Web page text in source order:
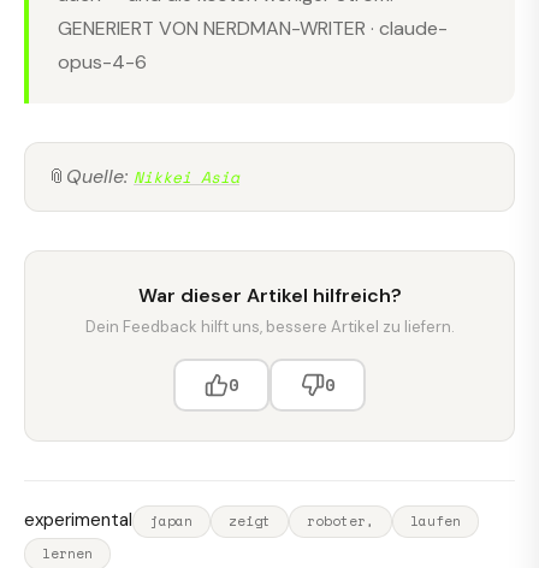
GENERIERT VON NERDMAN-WRITER · claude-
opus-4-6
📎 Quelle: Nikkei Asia
War dieser Artikel hilfreich?
Dein Feedback hilft uns, bessere Artikel zu liefern.
0 0
experimental japan zeigt roboter,
laufen
lernen